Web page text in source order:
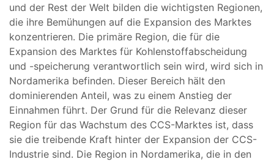
und der Rest der Welt bilden die wichtigsten Regionen,
die ihre Bemühungen auf die Expansion des Marktes
konzentrieren. Die primäre Region, die für die
Expansion des Marktes für Kohlenstoffabscheidung
und -speicherung verantwortlich sein wird, wird sich in
Nordamerika befinden. Dieser Bereich hält den
dominierenden Anteil, was zu einem Anstieg der
Einnahmen führt. Der Grund für die Relevanz dieser
Region für das Wachstum des CCS-Marktes ist, dass
sie die treibende Kraft hinter der Expansion der CCS-
Industrie sind. Die Region in Nordamerika, die in den